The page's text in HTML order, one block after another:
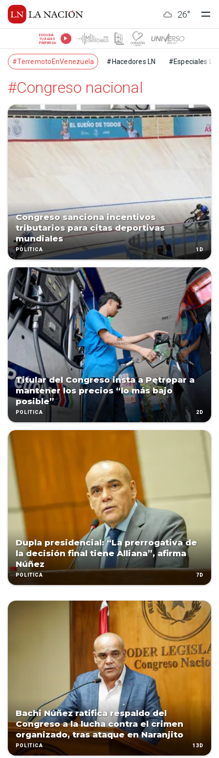
26°
ESCUCHÁ
TU RADIO
PREFERIDA
#TerremotoEnVenezuela #Hacedores LN #Especiales LN
#Congreso nacional
Congreso sanciona incentivos
tributarios para citas deportivas
mundiales
POLÍTICA 1D
Titular del Congreso insta a Petropar a
mantener los precios “lo más bajo
posible”
POLÍTICA 2D
Dupla presidencial: “La prerrogativa de
la decisión final tiene Alliana”, afirma
Núñez
POLÍTICA 7D
Bachi Núñez ratifica respaldo del
Congreso a la lucha contra el crimen
organizado, tras ataque en Naranjito
POLÍTICA 13D